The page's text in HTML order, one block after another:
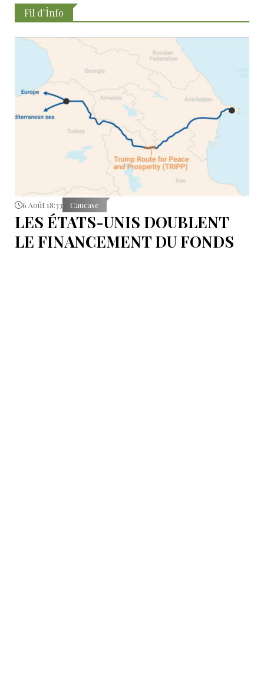
Fil d'İnfo
6 Août 18:33 Caucase
LES ÉTATS-UNIS DOUBLENT
LE FINANCEMENT DU FONDS